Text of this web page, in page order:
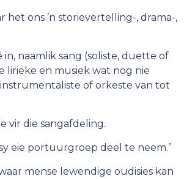
het ons ’n storievertelling-, drama-,
naamlik sang (soliste, duette of
lirieke en musiek wat nog nie
of orkeste van tot
vir die sangafdeling.
eie portuurgroep deel te neem.”
mense lewendige oudisies kan